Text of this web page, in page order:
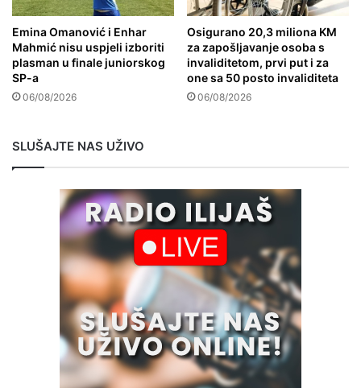
Emina Omanović i Enhar
Mahmić nisu uspjeli izboriti
plasman u finale juniorskog
SP-a
06/08/2026
Osigurano 20,3 miliona KM
za zapošljavanje osoba s
invaliditetom, prvi put i za
one sa 50 posto invaliditeta
06/08/2026
SLUŠAJTE NAS UŽIVO